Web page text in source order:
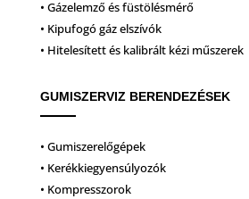
• Gázelemző és füstölésmérő
• Kipufogó gáz elszívók
• Hitelesített és kalibrált kézi műszerek
GUMISZERVIZ BERENDEZÉSEK
• Gumiszerelőgépek
• Kerékkiegyensúlyozók
• Kompresszorok